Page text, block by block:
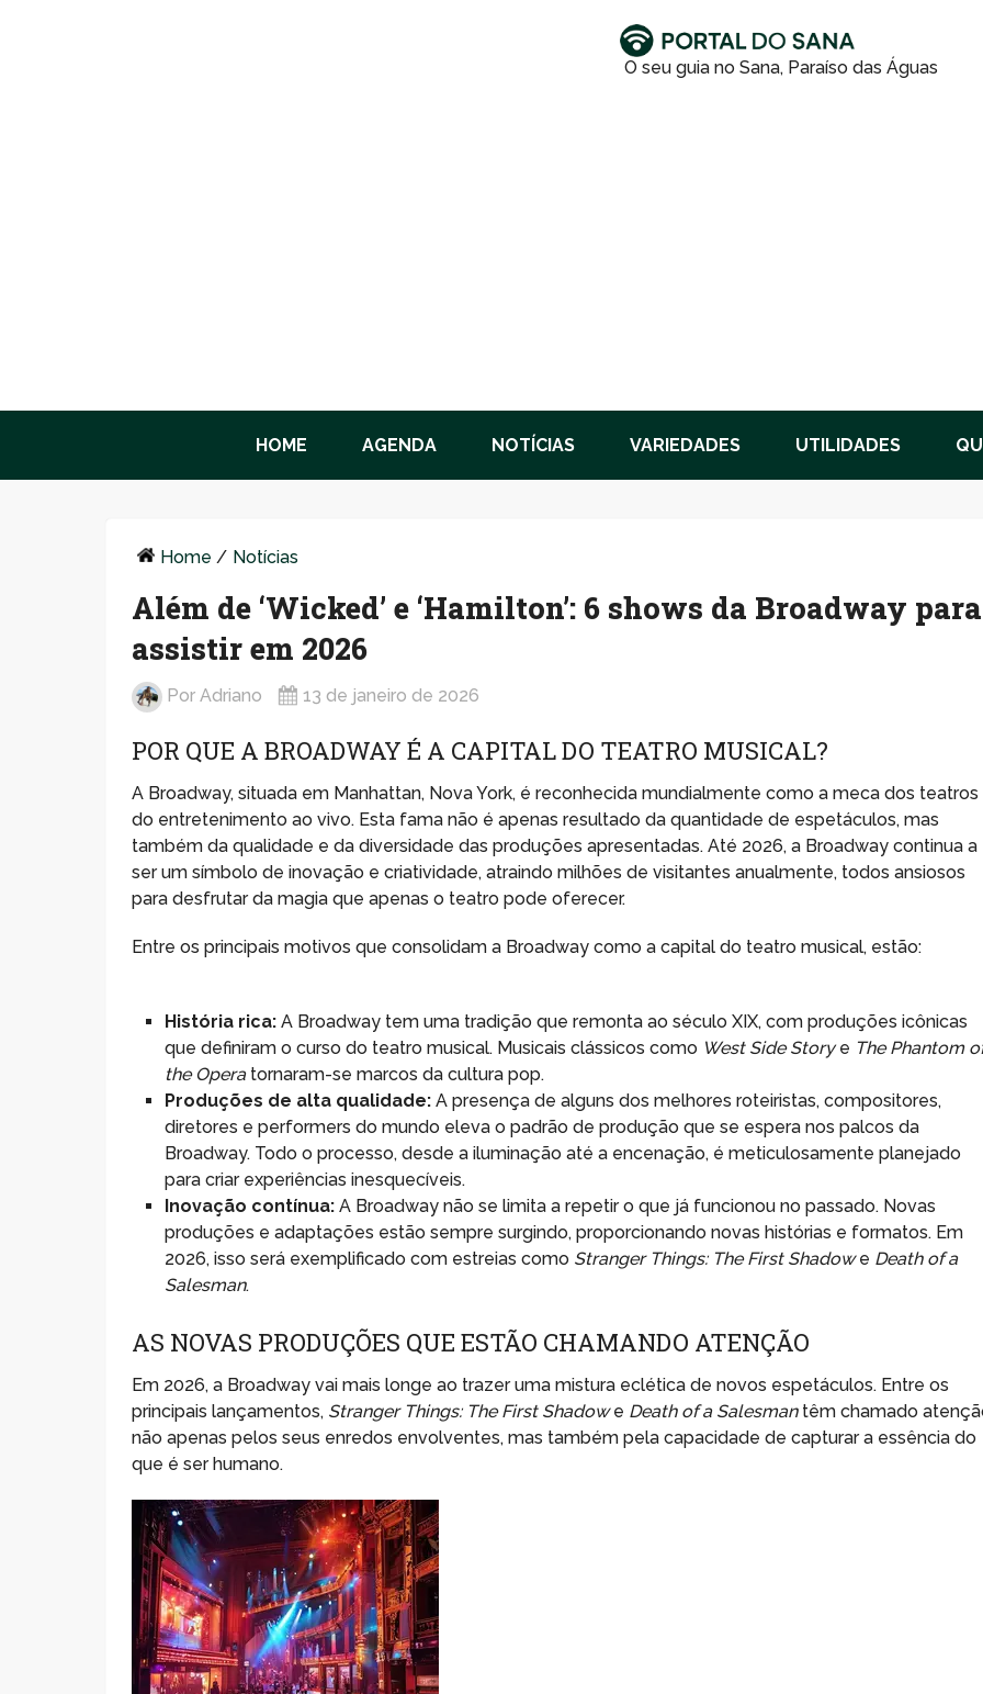
HOME AGENDA NOTÍCIAS VARIEDADES UTILIDADES
Home / Notícias
Além de ‘Wicked’ e ‘Hamilton’: 6 shows da Broadway para
assistir em 2026
PorAdriano 13 de janeiro de 2026
POR QUE A BROADWAY É A CAPITAL DO TEATRO MUSICAL?
A Broadway, situada em Manhattan, Nova York, é reconhecida mundialmente como a meca dos teatros
do entretenimento ao vivo. Esta fama não é apenas resultado da quantidade de espetáculos, mas
também da qualidade e da diversidade das produções apresentadas. Até 2026, a Broadway continua a
ser um símbolo de inovação e criatividade, atraindo milhões de visitantes anualmente, todos ansiosos
para desfrutar da magia que apenas o teatro pode oferecer.
Entre os principais motivos que consolidam a Broadway como a capital do teatro musical, estão:
História rica: A Broadway tem uma tradição que remonta ao século XIX, com produções icônicas
que definiram o curso do teatro musical. Musicais clássicos como West Side Storye The Phantom
the Operatornaram-se marcos da cultura pop.
Produções de alta qualidade: A presença de alguns dos melhores roteiristas, compositores,
diretores e performers do mundo eleva o padrão de produção que se espera nos palcos da
Broadway. Todo o processo, desde a iluminação até a encenação, é meticulosamente planejado
para criar experiências inesquecíveis.
Inovação contínua: A Broadway não se limita a repetir o que já funcionou no passado. Novas
produções e adaptações estão sempre surgindo, proporcionando novas histórias e formatos. Em
2026, isso será exemplificado com estreias como Stranger Things: The First Shadowe Death of a
Salesman.
AS NOVAS PRODUÇÕES QUE ESTÃO CHAMANDO ATENÇÃO
Em 2026, a Broadway vai mais longe ao trazer uma mistura eclética de novos espetáculos. Entre os
principais lançamentos, Stranger Things: The First Shadowe Death of a Salesmantêm chamado
não apenas pelos seus enredos envolventes, mas também pela capacidade de capturar a essência do
que é ser humano.